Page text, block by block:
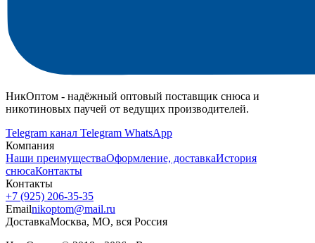
НикОптом - надёжный оптовый поставщик снюса и
никотиновых паучей от ведущих производителей.
Telegram канал Telegram WhatsApp
Компания
Наши преимуществаОформление, доставкаИстория
снюсаКонтакты
Контакты
+7 (925) 206‑35‑35
Emailnikoptom@mail.ru
ДоставкаМосква, МО, вся Россия